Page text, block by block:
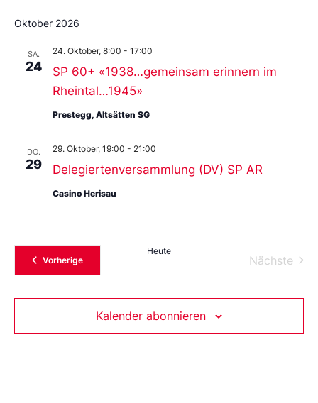
Oktober 2026
SA.
24
SP 60+ «1938…gemeinsam erinnern im
Rheintal…1945»
24. Oktober, 8:00 - 17:00
Prestegg, Altsätten SG
DO.
29 Delegiertenversammlung (DV) SP AR
29. Oktober, 19:00 - 21:00
Casino Herisau
VorherigeVeranstaltungen
Heute
Nächste
Kalender abonnieren